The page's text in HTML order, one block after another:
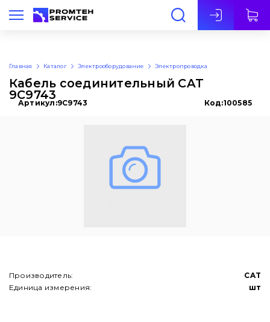
Рус
Главная Каталог Электрооборудование Электропроводка
Кабель соединительный CAT
9C9743
Артикул:9C9743 Код:100585
Производитель:
CAT
Единица измерения:
шт